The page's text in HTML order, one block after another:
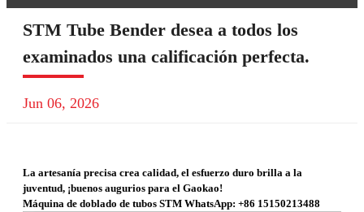
STM Tube Bender desea a todos los
examinados una calificación perfecta.
Jun 06, 2026
La artesanía precisa crea calidad, el esfuerzo duro brilla a la
juventud, ¡buenos augurios para el Gaokao!
Máquina de doblado de tubos STM WhatsApp: +86 15150213488